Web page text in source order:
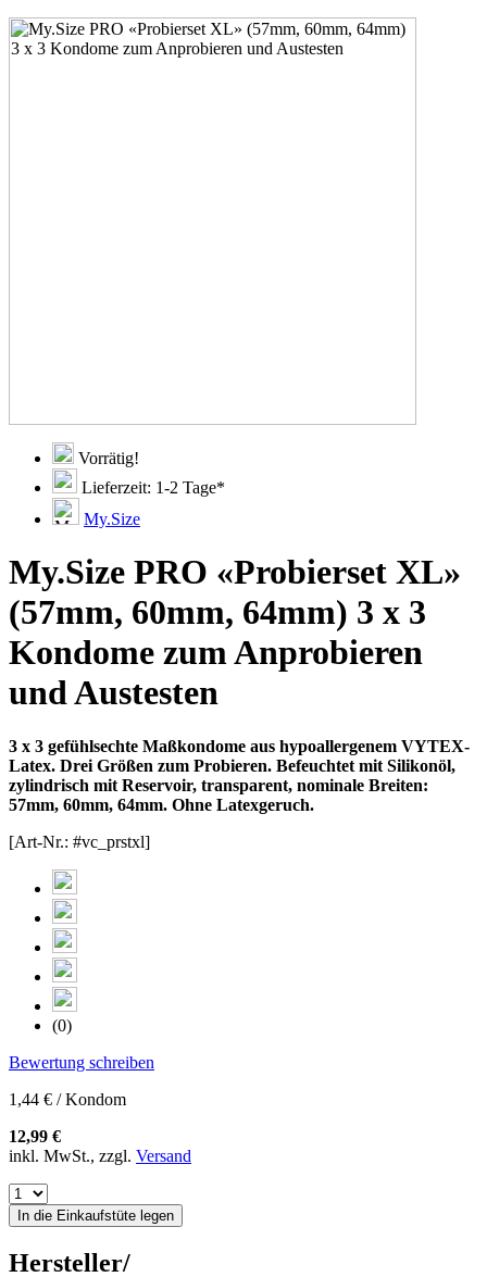
Vorrätig!
Lieferzeit: 1-2 Tage*
My.Size
My.Size PRO «Probierset XL»
(57mm, 60mm, 64mm) 3 x 3
Kondome zum Anprobieren
und Austesten
3 x 3 gefühlsechte Maßkondome aus hypoallergenem VYTEX-
Latex. Drei Größen zum Probieren. Befeuchtet mit Silikonöl,
zylindrisch mit Reservoir, transparent, nominale Breiten:
57mm, 60mm, 64mm. Ohne Latexgeruch.
[Art-Nr.: #vc_prstxl]
(0)
Bewertung schreiben
1,44 € / Kondom
12,99 €
inkl. MwSt., zzgl. Versand
In die Einkaufstüte legen
Hersteller/